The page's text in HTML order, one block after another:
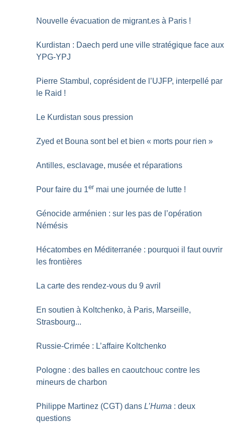
Nouvelle évacuation de migrant.es à Paris !
Kurdistan : Daech perd une ville stratégique face aux
YPG-YPJ
Pierre Stambul, coprésident de l’UJFP, interpellé par
le Raid !
Le Kurdistan sous pression
Zyed et Bouna sont bel et bien « morts pour rien »
Antilles, esclavage, musée et réparations
Pour faire du 1er mai une journée de lutte !
Génocide arménien : sur les pas de l’opération
Némésis
Hécatombes en Méditerranée : pourquoi il faut ouvrir
les frontières
La carte des rendez-vous du 9 avril
En soutien à Koltchenko, à Paris, Marseille,
Strasbourg...
Russie-Crimée : L’affaire Koltchenko
Pologne : des balles en caoutchouc contre les
mineurs de charbon
Philippe Martinez (CGT) dansL’Huma : deux
questions